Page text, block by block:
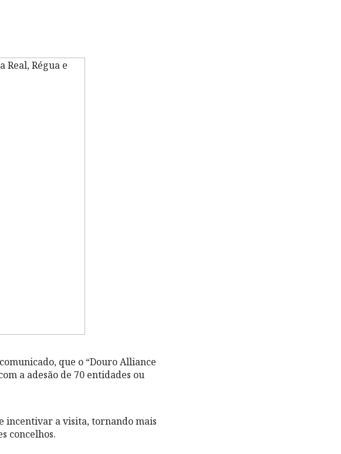
que o “Douro Alliance
a adesão de 70 entidades ou
incentivar a visita, tornando mais
concelhos.